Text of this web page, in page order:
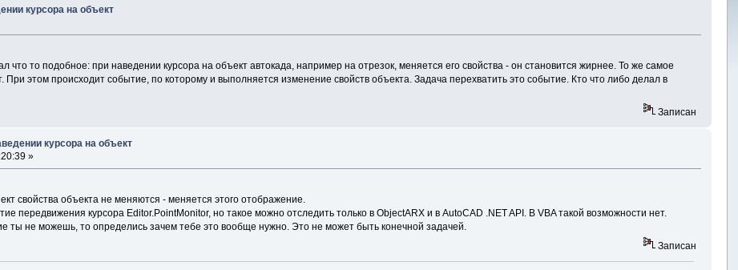
курсора на объект
что то подобное: при наведении курсора на объект автокада, например на отрезок, меняется его свойства - он становится жирнее. То же самое
При этом происходит событие, по которому и выполняется изменение свойств объекта. Задача перехватить это событие. Кто что либо делал в
Записан
курсора на объект
»
свойства объекта не меняются - меняется этого отображение.
передвижения курсора Editor.PointMonitor, но такое можно отследить только в ObjectARX и в AutoCAD .NET API. В VBA такой возможности нет.
ты не можешь, то определись зачем тебе это вообще нужно. Это не может быть конечной задачей.
Записан